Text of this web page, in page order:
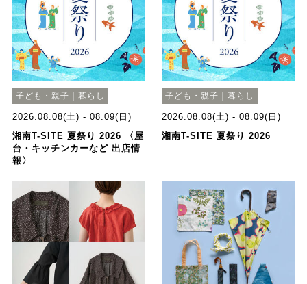
子ども・親子｜暮らし
2026.08.08(土) - 08.09(日)
湘南T-SITE 夏祭り 2026 〈屋
台・キッチンカーなど 出店情
報〉
子ども・親子｜暮らし
2026.08.08(土) - 08.09(日)
湘南T-SITE 夏祭り 2026